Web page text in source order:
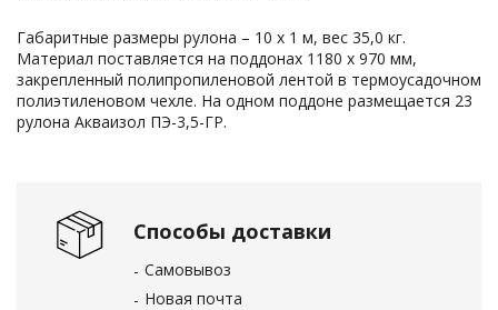
Способы доставки
Самовывоз
Новая почта
Габаритные размеры рулона – 10 х 1 м, вес 35,0 кг.
Материал поставляется на поддонах 1180 х 970 мм,
закрепленный полипропиленовой лентой в термоусадочном
полиэтиленовом чехле. На одном поддоне размещается 23
рулона Акваизол ПЭ-3,5-ГР.